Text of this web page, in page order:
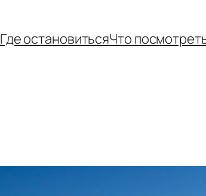
Где остановитьсяЧто